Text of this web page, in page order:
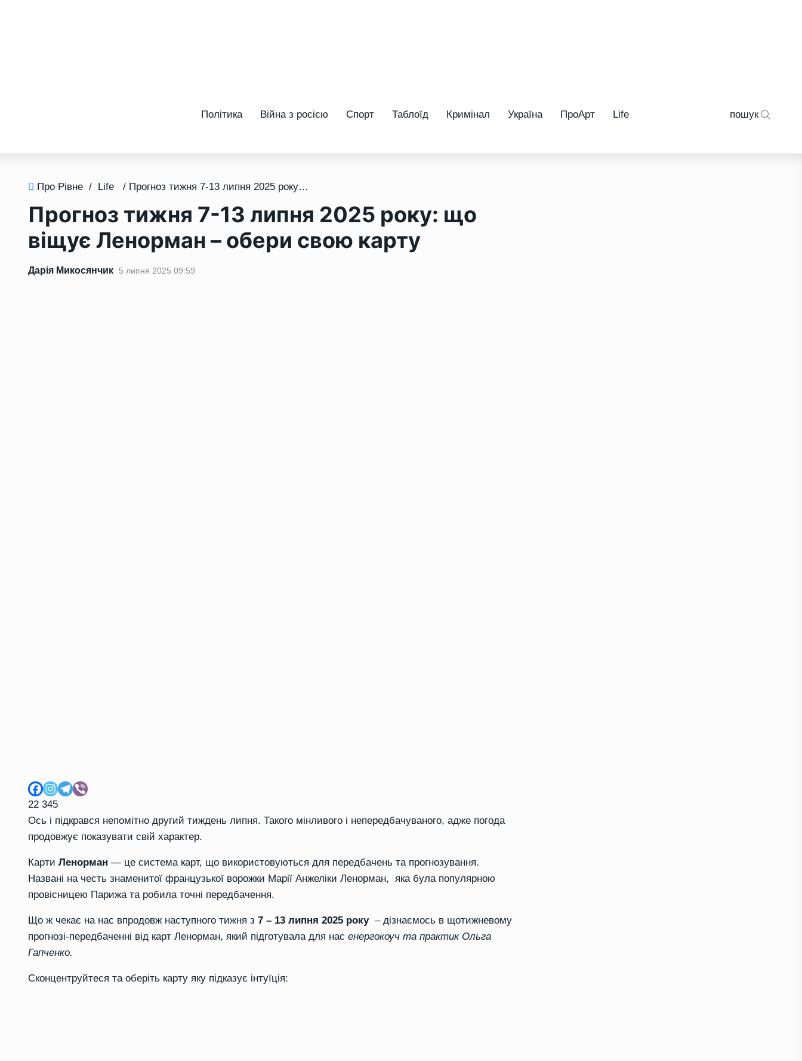
Політика Війна з росією Спорт Таблоїд Кримінал Україна ПроАрт Life пошук
Про Рівне / Life / Прогноз тижня 7-13 липня 2025 року: що віщує Ленорман – обери свою карту
Прогноз тижня 7-13 липня 2025 року: що
віщує Ленорман – обери свою карту
Дарія Микосянчик 5 липня 2025 09:59
22 345
Ось і підкрався непомітно другий тиждень липня. Такого мінливого і непередбачуваного, адже погода
продовжує показувати свій характер.
Карти Ленорман — це система карт, що використовуються для передбачень та прогнозування.
Названі на честь знаменитої французької ворожки Марії Анжеліки Ленорман, яка була популярною
провісницею Парижа та робила точні передбачення.
Що ж чекає на нас впродовж наступного тижня з 7 – 13 липня 2025 року– дізнаємось в щотижневому
прогнозі-передбаченні від карт Ленорман, який підготувала для нас енергокоуч та практик Ольга
Гапченко.
Сконцентруйтеся та оберіть карту яку підказує інтуїція: